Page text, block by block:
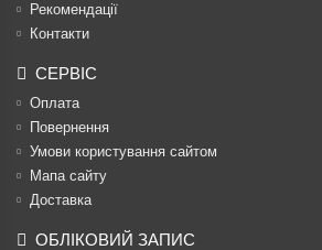
Рекомендації
Контакти
СЕРВІС
Оплата
Повернення
Умови користування сайтом
Мапа сайту
Доставка
ОБЛІКОВИЙ ЗАПИС